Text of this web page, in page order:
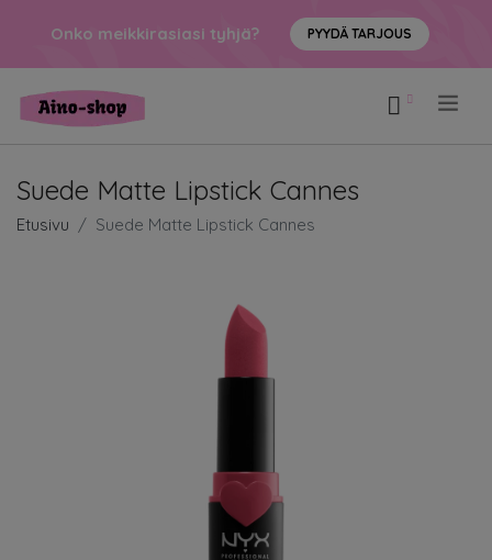
Onko meikkirasiasi tyhjä? PYYDÄ TARJOUS
Suede Matte Lipstick Cannes
Etusivu Suede Matte Lipstick Cannes